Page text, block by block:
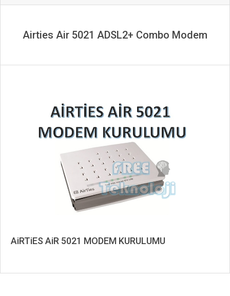
Airties Air 5021 ADSL2+ Combo Modem
AiRTiES AiR 5021 MODEM KURULUMU